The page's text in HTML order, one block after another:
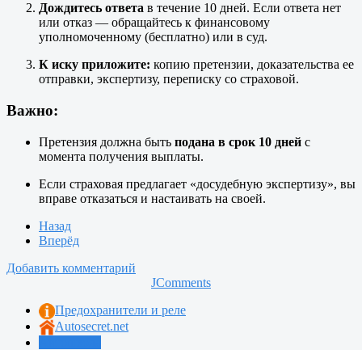
Дождитесь ответа в течение 10 дней. Если ответа нет
или отказ — обращайтесь к финансовому
уполномоченному (бесплатно) или в суд.
К иску приложите: копию претензии, доказательства ее
отправки, экспертизу, переписку со страховой.
Важно:
Претензия должна быть подана в срок 10 дней с
момента получения выплаты.
Если страховая предлагает «досудебную экспертизу», вы
вправе отказаться и настаивать на своей.
Назад
Вперёд
Добавить комментарий
JComments
Предохранители и реле
Autosecret.net